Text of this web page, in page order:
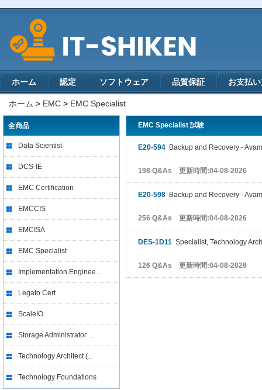
ホーム 認定 ソフトウェア 品質保証 お支払
ホーム > EMC > EMC Specialist
全商品
Data Scientist
DCS-IE
EMC Certification
EMCCIS
EMCISA
EMC Specialist
Implementation Enginee...
Legato Cert
ScaleIO
Storage Administrator ...
Technology Architect (...
Technology Foundations
EMC Specialist 試験
E20-594 Backup and Recovery -
198 Q&As 更新時間:04-08-2026
E20-598 Backup and Recovery -
256 Q&As 更新時間:04-08-2026
DES-1D11 Specialist, Technology
126 Q&As 更新時間:04-08-2026